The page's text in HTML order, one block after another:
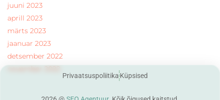
juuni 2023
aprill 2023
märts 2023
jaanuar 2023
detsember 2022
Privaatsuspoliitika Küpsised